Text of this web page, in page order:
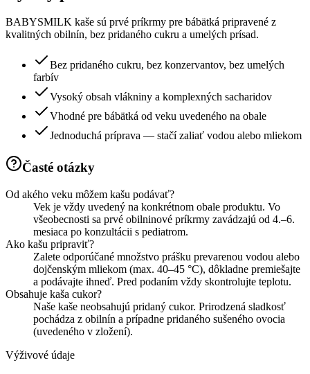
BABYSMILK kaše sú prvé príkrmy pre bábätká pripravené z
kvalitných obilnín, bez pridaného cukru a umelých prísad.
Bez pridaného cukru, bez konzervantov, bez umelých
farbív
Vysoký obsah vlákniny a komplexných sacharidov
Vhodné pre bábätká od veku uvedeného na obale
Jednoduchá príprava — stačí zaliať vodou alebo mliekom
Časté otázky
Od akého veku môžem kašu podávať?
Vek je vždy uvedený na konkrétnom obale produktu. Vo
všeobecnosti sa prvé obilninové príkrmy zavádzajú od 4.–6.
mesiaca po konzultácii s pediatrom.
Ako kašu pripraviť?
Zalete odporúčané množstvo prášku prevarenou vodou alebo
dojčenským mliekom (max. 40–45 °C), dôkladne premiešajte
a podávajte ihneď. Pred podaním vždy skontrolujte teplotu.
Obsahuje kaša cukor?
Naše kaše neobsahujú pridaný cukor. Prirodzená sladkosť
pochádza z obilnín a prípadne pridaného sušeného ovocia
(uvedeného v zložení).
Výživové údaje